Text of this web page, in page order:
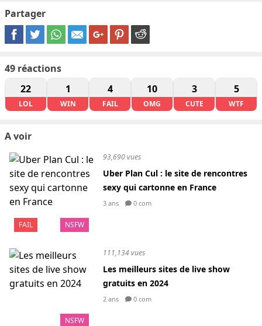
Partager
49 réactions
22
LOL
1
WIN
4
FAIL
10
OMG
3
CUTE
5
WTF
A voir
FAIL NSFW
93,690 vues
Uber Plan Cul : le site de rencontres
sexy qui cartonne en France
3 ans 0 com
NSFW
111,134 vues
Les meilleurs sites de live show
gratuits en 2024
2 ans 0 com